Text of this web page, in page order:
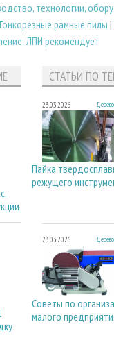
технологии,
рамные пилы|
ЛПИ рекомендует
СТАТЬИ ПО
23.03.2026
Пайка
режущего
23.03.2026
Советы по
малого